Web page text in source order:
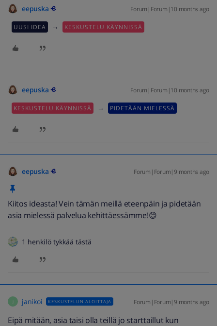
eepuska Forum|Forum|10 months ago
UUSI IDEA → KESKUSTELU KÄYNNISSÄ
eepuska Forum|Forum|10 months ago
KESKUSTELU KÄYNNISSÄ → PIDETÄÄN MIELESSÄ
eepuska Forum|Forum|9 months ago
Kiitos ideasta! Vein tämän meillä eteenpäin ja pidetään
asia mielessä palvelua kehittäessämme!😊
1 henkilö tykkää tästä
janikoi KESKUSTELUN ALOITTAJA Forum|Forum|9 months ago
Eipä mitään, asia taisi olla teillä jo starttaillut kun